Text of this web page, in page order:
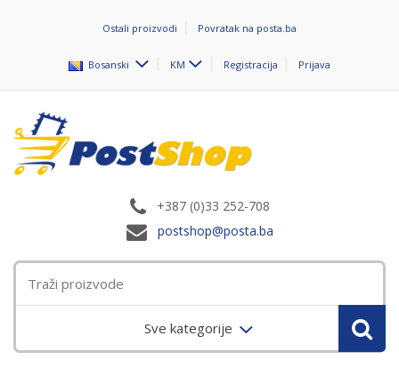
Ostali proizvodi Povratak na posta.ba
Bosanski KM Registracija Prijava
+387 (0)33 252-708
postshop@posta.ba
Sve kategorije